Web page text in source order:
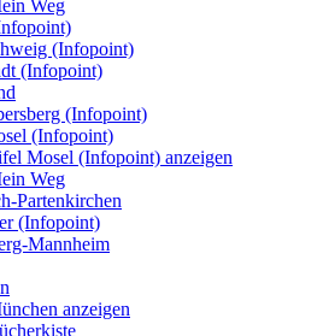
Weg
(Infopoint)
(Infopoint)
(Infopoint)
(Infopoint)
Mosel (Infopoint) anzeigen
Weg
Partenkirchen
(Infopoint)
Mannheim
anzeigen